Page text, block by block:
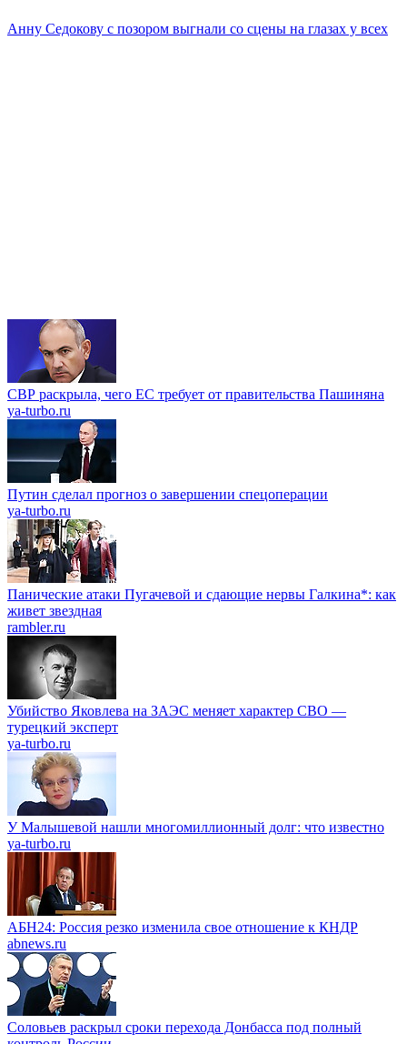
Анну Седокову с позором выгнали со сцены на глазах у всех
СВР раскрыла, чего ЕС требует от правительства Пашиняна
ya-turbo.ru
Путин сделал прогноз о завершении спецоперации
ya-turbo.ru
Панические атаки Пугачевой и сдающие нервы Галкина*: как
живет звездная
rambler.ru
Убийство Яковлева на ЗАЭС меняет характер СВО —
турецкий эксперт
ya-turbo.ru
У Малышевой нашли многомиллионный долг: что известно
ya-turbo.ru
АБН24: Россия резко изменила свое отношение к КНДР
abnews.ru
Соловьев раскрыл сроки перехода Донбасса под полный